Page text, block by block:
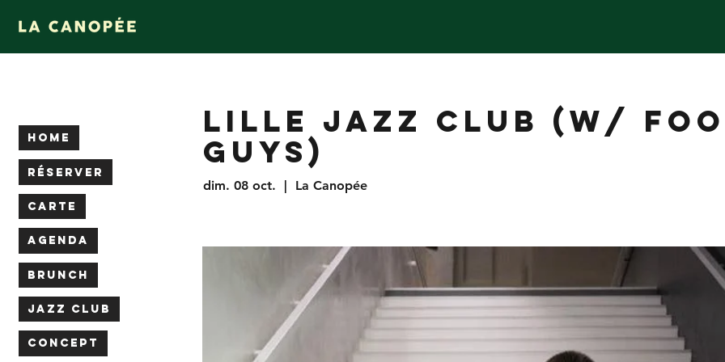
LILLE JAZZ CLUB (w/
GUYS)
dim. 08 oct.
  |
La Canopée
HOME
RÉSERVER
CARTE
AGENDA
BRUNCH
JAZZ CLUB
CONCEPT